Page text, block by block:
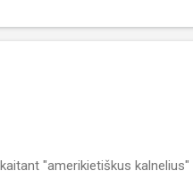
"amerikietiškus